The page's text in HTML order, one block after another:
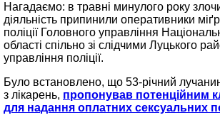
Нагадаємо: в травні минулого року
діяльність припинили оперативники
поліції Головного управління
області спільно зі слідчими Луцького
управління поліції.
Було встановлено, що 53-річний
з лікарень, пропонував потенційним
для надання оплатних сексуальних